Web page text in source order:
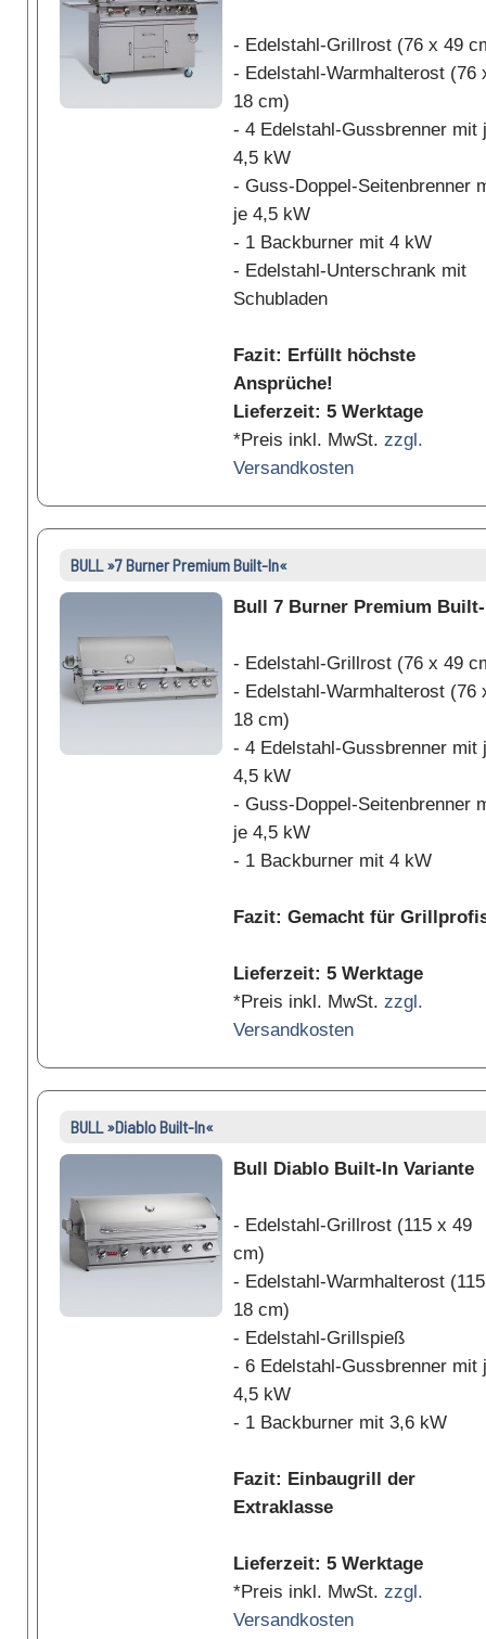
- Edelstahl-Grillrost (76 x 49
- Edelstahl-Warmhalterost (76
18 cm)
- 4 Edelstahl-Gussbrenner mit
4,5 kW
- Guss-Doppel-Seitenbrenner
je 4,5 kW
- 1 Backburner mit 4 kW
- Edelstahl-Unterschrank mit
Schubladen
Fazit: Erfüllt höchste
Ansprüche!
Lieferzeit: 5 Werktage
*Preis inkl. MwSt. zzgl.
Versandkosten
BULL »7 Burner Premium Built-In«
Bull 7 Burner Premium
- Edelstahl-Grillrost (76 x 49
- Edelstahl-Warmhalterost (76
18 cm)
- 4 Edelstahl-Gussbrenner mit
4,5 kW
- Guss-Doppel-Seitenbrenner
je 4,5 kW
- 1 Backburner mit 4 kW
Fazit: Gemacht für
Lieferzeit: 5 Werktage
*Preis inkl. MwSt. zzgl.
Versandkosten
BULL »Diablo Built-In«
Bull Diablo Built-In Variante
- Edelstahl-Grillrost (115 x 49
cm)
- Edelstahl-Warmhalterost
18 cm)
- Edelstahl-Grillspieß
- 6 Edelstahl-Gussbrenner mit
4,5 kW
- 1 Backburner mit 3,6 kW
Fazit: Einbaugrill der
Extraklasse
Lieferzeit: 5 Werktage
*Preis inkl. MwSt. zzgl.
Versandkosten